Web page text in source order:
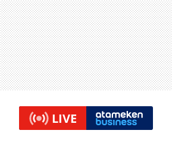
LIVE